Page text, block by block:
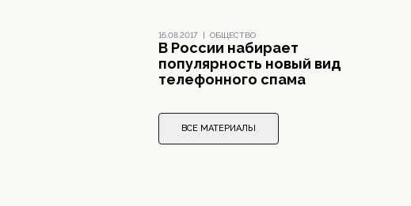
16.08.2017 | ОБЩЕСТВО
В России набирает
популярность новый вид
телефонного спама
ВСЕ МАТЕРИАЛЫ